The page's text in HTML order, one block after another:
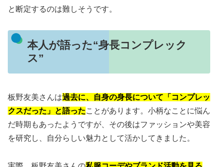
と断定するのは難しそうです。
本人が語った“身長コンプレック
ス”
板野友美さんは過去に、自身の身長について「コンプレッ
クスだった」と語ったことがあります。小柄なことに悩ん
だ時期もあったようですが、その後はファッションや美容
を研究し、自分らしい魅力として活かしてきました。